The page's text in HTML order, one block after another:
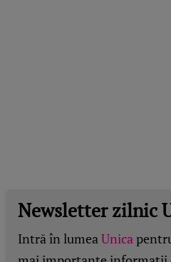
Newsletter zilnic
Intră în lumeaUnica